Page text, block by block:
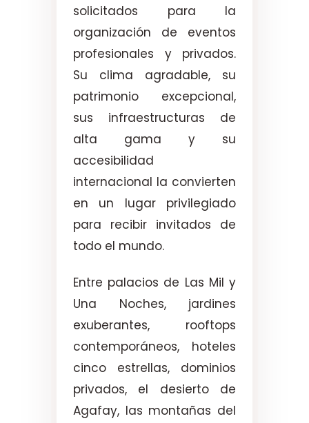
solicitados para la
organización de eventos
profesionales y privados.
Su clima agradable, su
patrimonio excepcional,
sus infraestructuras de
alta gama y su
accesibilidad
internacional la convierten
en un lugar privilegiado
para recibir invitados de
todo el mundo.
Entre palacios de Las Mil y
Una Noches, jardines
exuberantes, rooftops
contemporáneos, hoteles
cinco estrellas, dominios
privados, el desierto de
Agafay, las montañas del